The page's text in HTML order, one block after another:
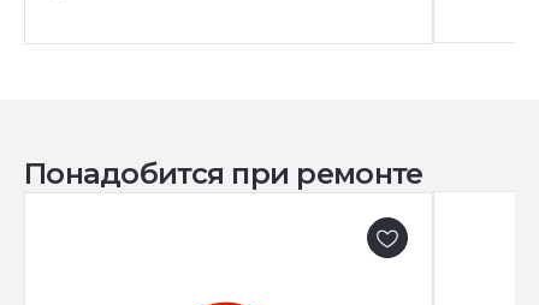
Понадобится при ремонте